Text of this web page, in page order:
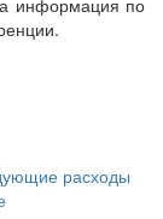
расходы